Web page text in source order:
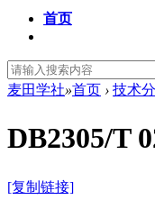
首页
麦田学社»首页 › 技术
DB2305/T
[复制链接]